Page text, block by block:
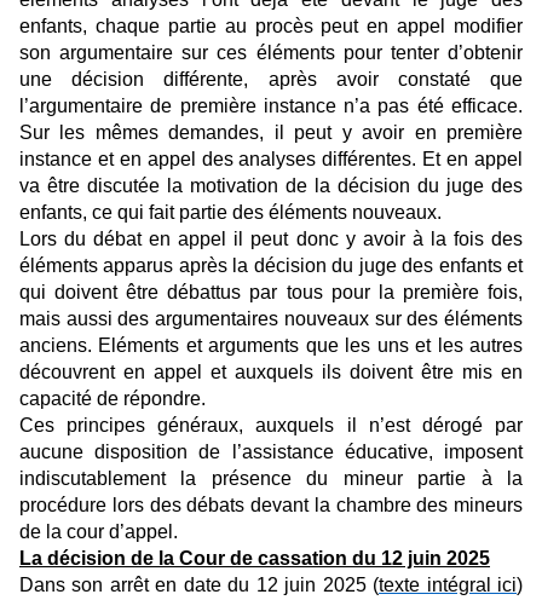
enfants, chaque partie au procès peut en appel modifier
son argumentaire sur ces éléments pour tenter d’obtenir
une décision différente, après avoir constaté que
l’argumentaire de première instance n’a pas été efficace.
Sur les mêmes demandes, il peut y avoir en première
instance et en appel des analyses différentes. Et en appel
va être discutée la motivation de la décision du juge des
enfants, ce qui fait partie des éléments nouveaux.
Lors du débat en appel il peut donc y avoir à la fois des
éléments apparus après la décision du juge des enfants et
qui doivent être débattus par tous pour la première fois,
mais aussi des argumentaires nouveaux sur des éléments
anciens. Eléments et arguments que les uns et les autres
découvrent en appel et auxquels ils doivent être mis en
capacité de répondre.
Ces principes généraux, auxquels il n’est dérogé par
aucune disposition de l’assistance éducative, imposent
indiscutablement la présence du mineur partie à la
procédure lors des débats devant la chambre des mineurs
de la cour d’appel.
La décision de la Cour de cassation du 12 juin 2025
Dans son arrêt en date du 12 juin 2025 (texte intégral ici)